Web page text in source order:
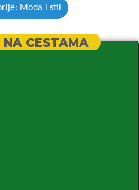
Moda i stil
CESTAMA